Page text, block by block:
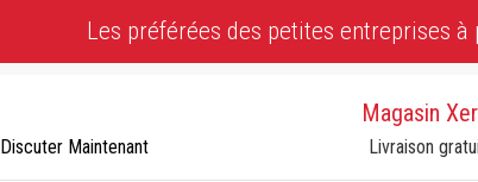
Les préférées des petites entreprises à
Magasin
Livraison
Discuter Maintenant